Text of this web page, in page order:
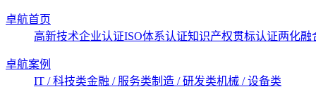
卓航首页
高新技术企业认证ISO体系认证知识产权贯标认证两化融
卓航案例
IT / 科技类金融 / 服务类制造 / 研发类机械 / 设备类